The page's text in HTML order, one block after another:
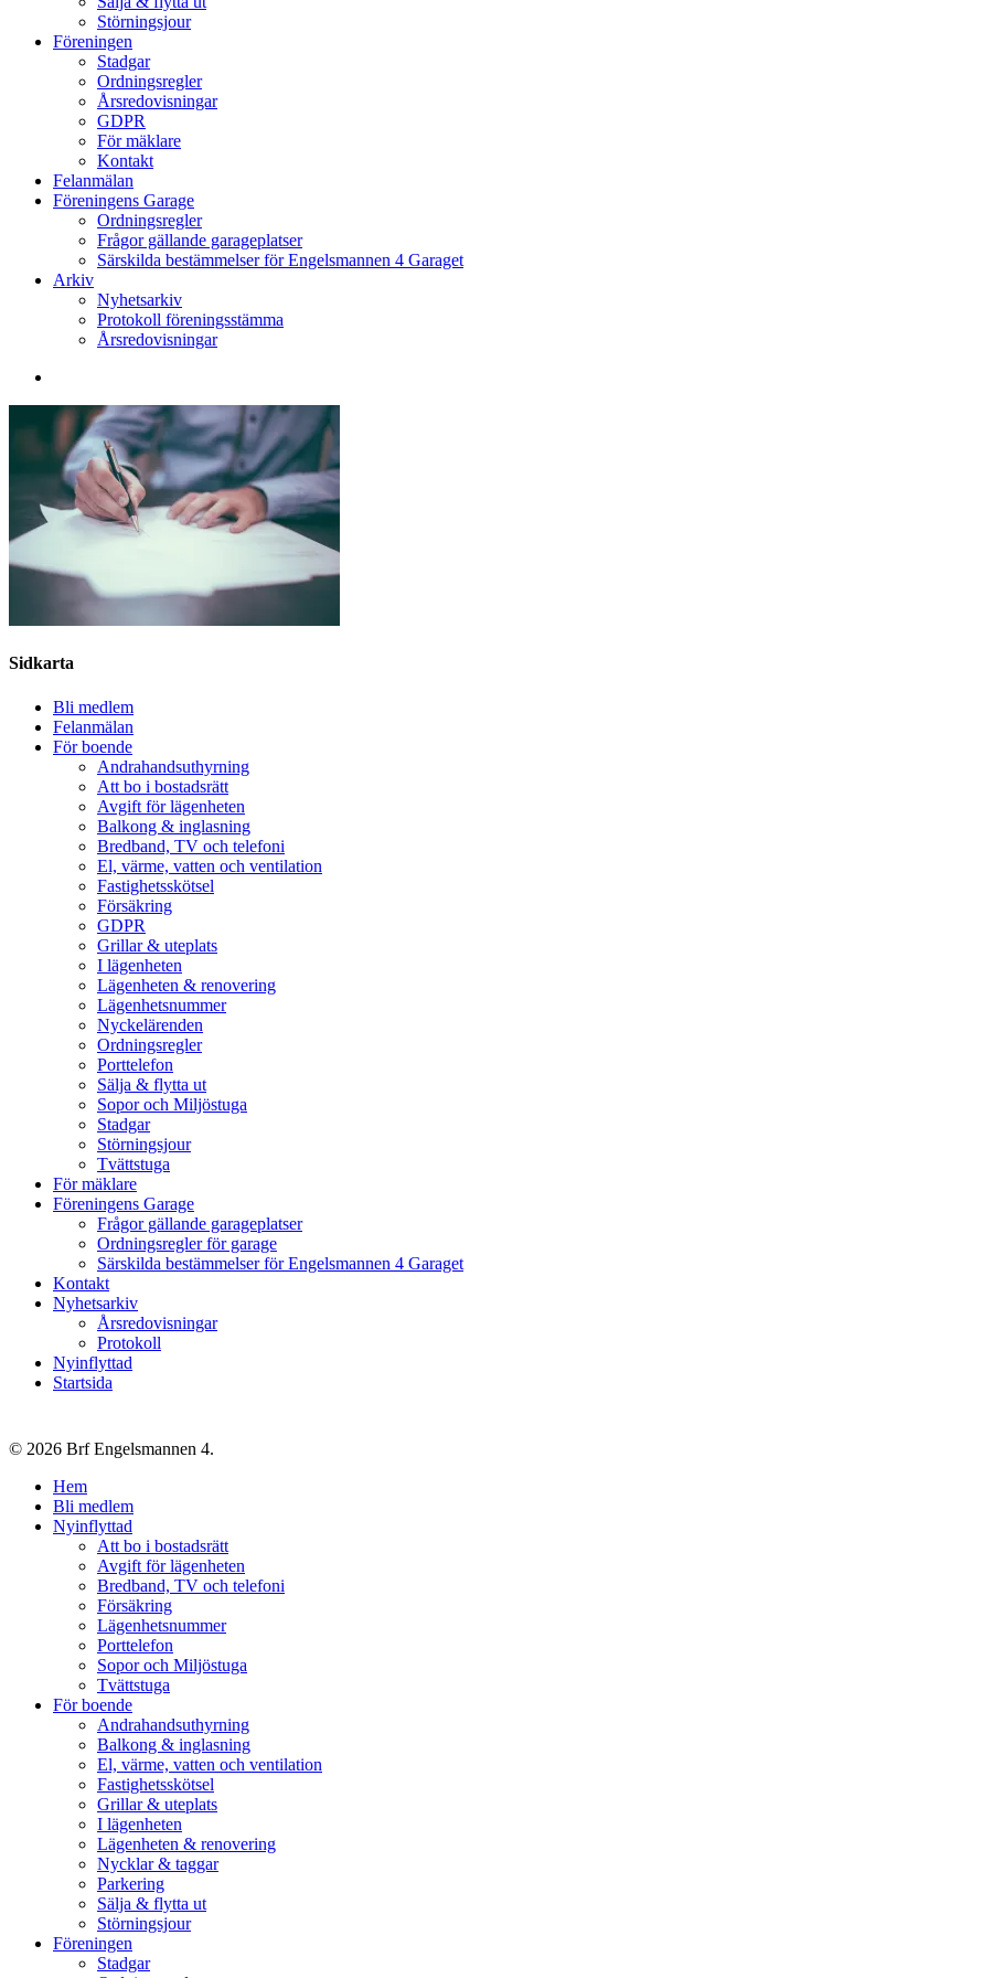
Störningsjour
Föreningen
Stadgar
Ordningsregler
Årsredovisningar
GDPR
För mäklare
Kontakt
Felanmälan
Föreningens Garage
Ordningsregler
Frågor gällande garageplatser
Särskilda bestämmelser för Engelsmannen 4 Garaget
Arkiv
Nyhetsarkiv
Protokoll föreningsstämma
Årsredovisningar
Sidkarta
Bli medlem
Felanmälan
För boende
Andrahandsuthyrning
Att bo i bostadsrätt
Avgift för lägenheten
Balkong & inglasning
Bredband, TV och telefoni
El, värme, vatten och ventilation
Fastighetsskötsel
Försäkring
GDPR
Grillar & uteplats
I lägenheten
Lägenheten & renovering
Lägenhetsnummer
Nyckelärenden
Ordningsregler
Porttelefon
Sälja & flytta ut
Sopor och Miljöstuga
Stadgar
Störningsjour
Tvättstuga
För mäklare
Föreningens Garage
Frågor gällande garageplatser
Ordningsregler för garage
Särskilda bestämmelser för Engelsmannen 4 Garaget
Kontakt
Nyhetsarkiv
Årsredovisningar
Protokoll
Nyinflyttad
Startsida
© 2026 Brf Engelsmannen 4.
Close
Menu
Hem
Bli medlem
Nyinflyttad
Att bo i bostadsrätt
Avgift för lägenheten
Bredband, TV och telefoni
Försäkring
Lägenhetsnummer
Porttelefon
Sopor och Miljöstuga
Tvättstuga
För boende
Andrahandsuthyrning
Balkong & inglasning
El, värme, vatten och ventilation
Fastighetsskötsel
Grillar & uteplats
I lägenheten
Lägenheten & renovering
Nycklar & taggar
Parkering
Sälja & flytta ut
Störningsjour
Föreningen
Stadgar